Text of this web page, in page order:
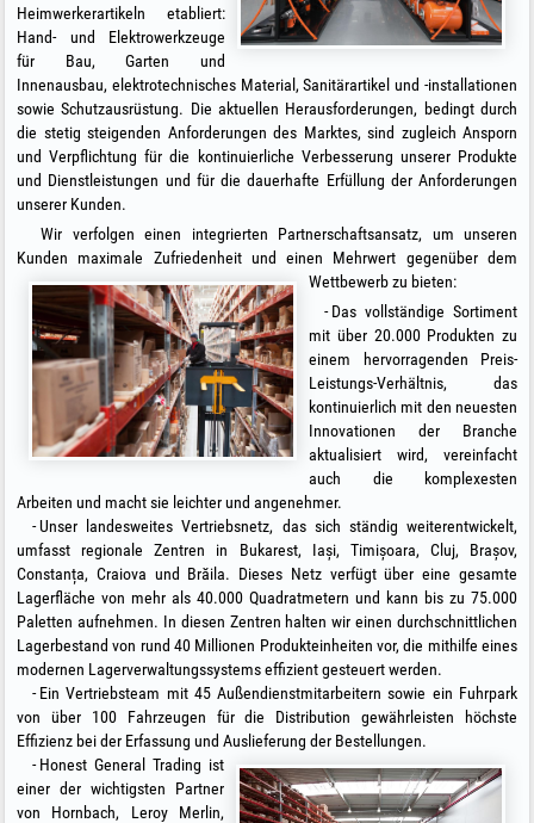
Heimwerkerartikeln etabliert:
Hand- und Elektrowerkzeuge
für Bau, Garten und
Innenausbau, elektrotechnisches Material, Sanitärartikel und -installationen
sowie Schutzausrüstung. Die aktuellen Herausforderungen, bedingt durch
die stetig steigenden Anforderungen des Marktes, sind zugleich Ansporn
und Verpflichtung für die kontinuierliche Verbesserung unserer Produkte
und Dienstleistungen und für die dauerhafte Erfüllung der Anforderungen
unserer Kunden.
Wir verfolgen einen integrierten Partnerschaftsansatz, um unseren
Kunden maximale Zufriedenheit und einen Mehrwert gegenüber dem
Wettbewerb zu bieten:
Das vollständige Sortiment
mit über 20.000 Produkten zu
einem hervorragenden Preis-
Leistungs-Verhältnis, das
kontinuierlich mit den neuesten
Innovationen der Branche
aktualisiert wird, vereinfacht
auch die komplexesten
Arbeiten und macht sie leichter und angenehmer.
Unser landesweites Vertriebsnetz, das sich ständig weiterentwickelt,
umfasst regionale Zentren in Bukarest, Iași, Timișoara, Cluj, Brașov,
Constanța, Craiova und Brăila. Dieses Netz verfügt über eine gesamte
Lagerfläche von mehr als 40.000 Quadratmetern und kann bis zu 75.000
Paletten aufnehmen. In diesen Zentren halten wir einen durchschnittlichen
Lagerbestand von rund 40 Millionen Produkteinheiten vor, die mithilfe eines
modernen Lagerverwaltungssystems effizient gesteuert werden.
Ein Vertriebsteam mit 45 Außendienstmitarbeitern sowie ein Fuhrpark
von über 100 Fahrzeugen für die Distribution gewährleisten höchste
Effizienz bei der Erfassung und Auslieferung der Bestellungen.
Honest General Trading ist
einer der wichtigsten Partner
von Hornbach, Leroy Merlin,